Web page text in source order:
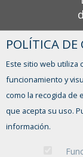
POLÍTICA DE
Este sitio web utiliza
funcionamiento y
como la recogida de
que acepta su uso.
información.